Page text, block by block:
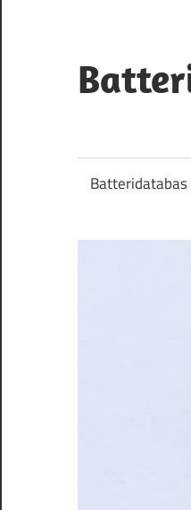
innehåll
Batteridatabas